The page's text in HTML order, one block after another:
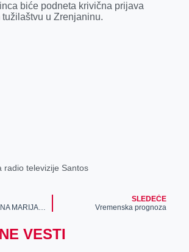
biće podneta krivična prijava
u Zrenjaninu.
radio televizije Santos
SUTRA JE OGNJENA MARIJA: Evo šta će nam se desiti ako ZAGRMI, i koju JEDNU STVAR nikako ne smete da radite!
SLEDEĆE
Vremenska prognoza
VESTI